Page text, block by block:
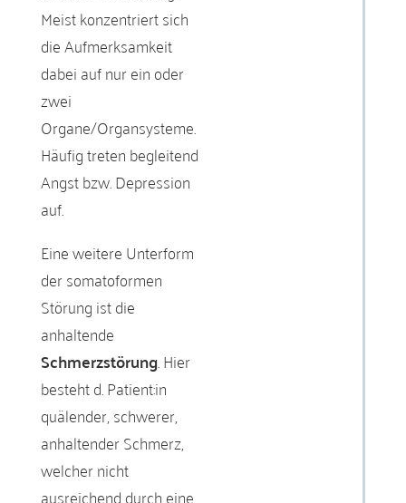
Meist konzentriert sich
die Aufmerksamkeit
dabei auf nur ein oder
zwei
Organe/Organsysteme.
Häufig treten begleitend
Angst bzw. Depression
auf.
Eine weitere Unterform
der somatoformen
Störung ist die
anhaltende
Schmerzstörung. Hier
besteht d. Patient:in
quälender, schwerer,
anhaltender Schmerz,
welcher nicht